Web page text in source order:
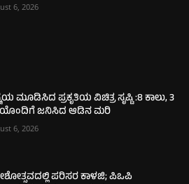
6, 2026
ಮೂಡಿಸಿದ ಪ್ರಕೃತಿಯ ವಿಚಿತ್ರ ಸೃಷ್ಟಿ :8 ಕಾಲು, 3
ಜನಿಸಿದ ಆಡಿನ ಮರಿ
6, 2026
ಪರಿಸರ ಕಾಳಜಿ; ಪಿಒಪಿ